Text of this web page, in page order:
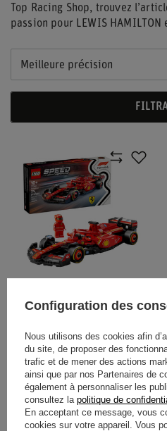
Top Racing Shop, trouvez
passion pour LEWIS
Meilleure précision
VOITURE MINIATURE LEGO
SPEED CHAMPIONS FERRARI
SF-24 F1
27,70 € article
Configuration des
Nous utilisons des cookies afin
du site, de proposer des
trafic et de mener des actions
ainsi que par nos Partenaires de
également à personnaliser les
consultez la politique de
En acceptant ce message, vous
cookies sur votre appareil. Vous